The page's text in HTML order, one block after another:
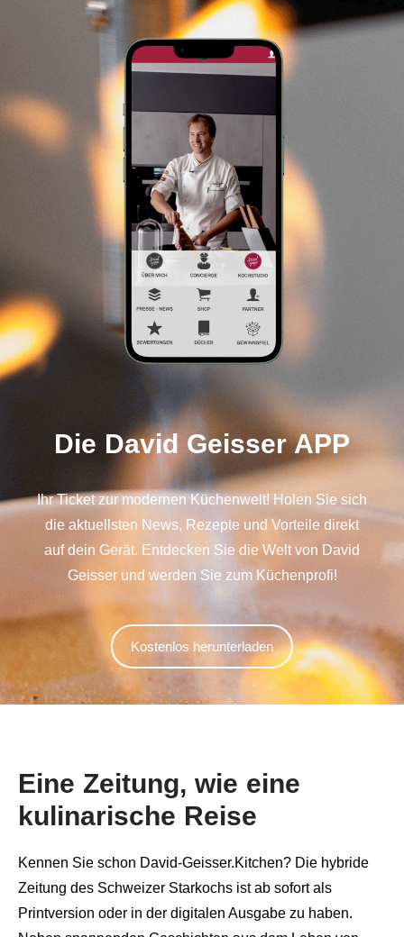
Die David Geisser APP
Ihr Ticket zur modernen Küchenwelt! Holen Sie sich
die aktuellsten News, Rezepte und Vorteile direkt
auf dein Gerät. Entdecken Sie die Welt von David
Geisser und werden Sie zum Küchenprofi!
Kostenlos herunterladen
Eine Zeitung, wie eine
kulinarische Reise
Kennen Sie schon David-Geisser.Kitchen? Die hybride
Zeitung des Schweizer Starkochs ist ab sofort als
Printversion oder in der digitalen Ausgabe zu haben.